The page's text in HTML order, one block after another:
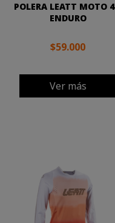
POLERA LEATT MOTO
ENDURO
$59.000
Ver más